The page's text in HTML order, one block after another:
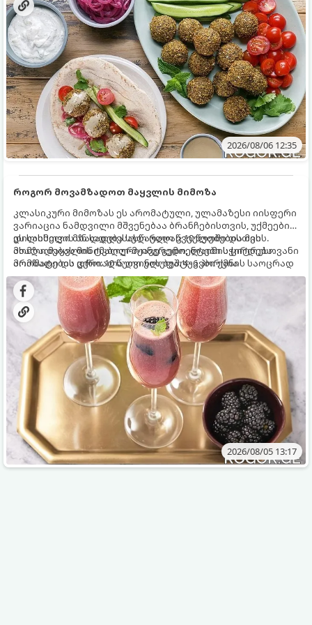
2026/08/06 12:35
როგორ მოვამზადოთ მაყვლის მიმოზა
კლასიკური მიმოზას ეს არომატული, ულამაზესი იისფერი
ვარიაცია ნამდვილი მშვენებაა ბრანჩებისთვის, უქმეების
დილისთვის ან სადღესასწაულო წვეულებებისთვის.
ახალი მაყვლის ტკბილ-მჟავე გემო, ლაიმის ციტრუსოვანი
არომატი და ცქრიალა ღვინის ბუშტუკები ქმნის საოცრად
დახვეწილ და მაგრილებელ კოქტეილს.
ეს სასმელი მზადდება სულ რაღაც 10 წუთში და მის
მომზადებას მინიმალური ინგრედიენტები სჭირდება.
მომზადების დრო: 10 წუთი ულუფა: 4–6 პორცია
2026/08/05 13:17